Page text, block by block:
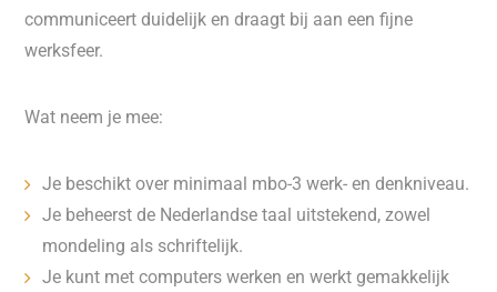
communiceert duidelijk en draagt bij aan een fijne
werksfeer.
Wat neem je mee:
Je beschikt over minimaal mbo-3 werk- en denkniveau.
Je beheerst de Nederlandse taal uitstekend, zowel
mondeling als schriftelijk.
Je kunt met computers werken en werkt gemakkelijk